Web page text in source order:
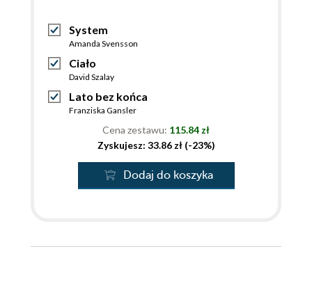
System
Amanda Svensson
Ciało
David Szalay
Lato bez końca
Franziska Gansler
Cena zestawu: 115.84 zł
Zyskujesz: 33.86 zł (-23%)
Dodaj do koszyka